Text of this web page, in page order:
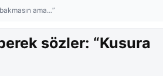
ama…”
sözler: “Kusura